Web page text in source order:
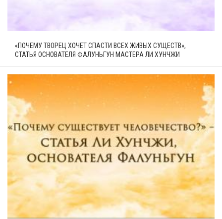
«ПОЧЕМУ ТВОРЕЦ ХОЧЕТ СПАСТИ ВСЕХ ЖИВЫХ СУЩЕСТВ»,
СТАТЬЯ ОСНОВАТЕЛЯ ФАЛУНЬГУН МАСТЕРА ЛИ ХУНЧЖИ